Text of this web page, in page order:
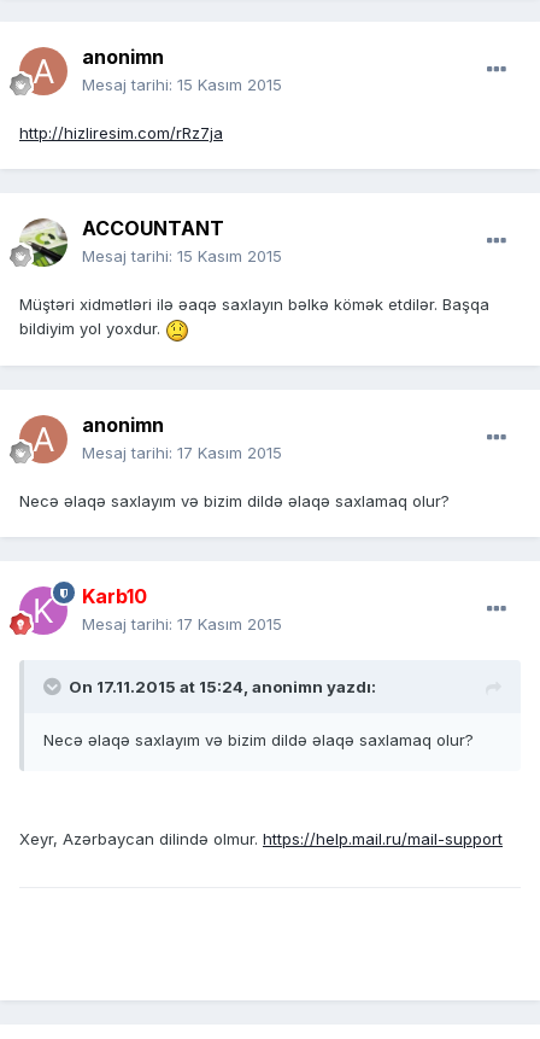
anonimn
Mesaj tarihi: 15 Kasım 2015
http://hizliresim.com/rRz7ja
ACCOUNTANT
Mesaj tarihi: 15 Kasım 2015
Müştəri xidmətləri ilə əaqə saxlayın bəlkə kömək etdilər. Başqa
bildiyim yol yoxdur.
anonimn
Mesaj tarihi: 17 Kasım 2015
Necə əlaqə saxlayım və bizim dildə əlaqə saxlamaq olur?
Karb10
Mesaj tarihi: 17 Kasım 2015
On 17.11.2015 at 15:24, anonimn yazdı:
Necə əlaqə saxlayım və bizim dildə əlaqə saxlamaq olur?
Xeyr, Azərbaycan dilində olmur. https://help.mail.ru/mail-support